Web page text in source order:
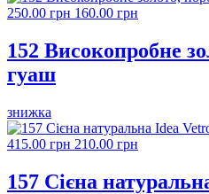
250.00 грн 160.00 грн
152 Високопробне
гуаш
знижка
415.00 грн 210.00 грн
157 Сієна